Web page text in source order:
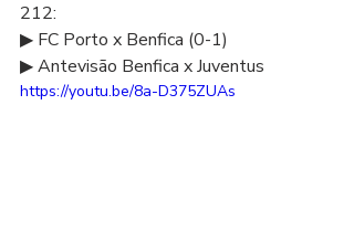
212:
▶ FC Porto x Benfica (0-1)
▶ Antevisão Benfica x Juventus
https://youtu.be/8a-D375ZUAs